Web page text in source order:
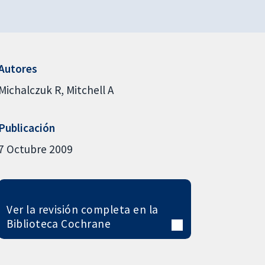
R Mitchell A
Octubre 2009
Ver la revisión completa en la
Biblioteca Cochrane